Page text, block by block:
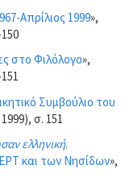
Απρίλιος 1999»,
στο Φιλόλογο»,
Συμβούλιο του
σ. 151
ελληνική.
και των Νησίδων»,